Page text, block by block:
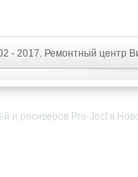
- 2017. Ремонтный центр
и ресиверов Pro-Ject в